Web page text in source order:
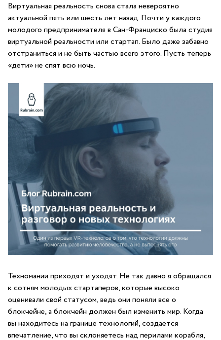
Виртуальная реальность снова стала невероятно
актуальной пять или шесть лет назад. Почти у каждого
молодого предпринимателя в Сан-Франциско была студия
виртуальной реальности или стартап. Было даже забавно
отстраниться и не быть частью всего этого. Пусть теперь
«дети» не спят всю ночь.
Техномании приходят и уходят. Не так давно я обращался
к сотням молодых стартаперов, которые высоко
оценивали свой статусом, ведь они поняли все о
блокчейне, а блокчейн должен был изменить мир. Когда
вы находитесь на границе технологий, создается
впечатление, что вы склоняетесь над перилами корабля,